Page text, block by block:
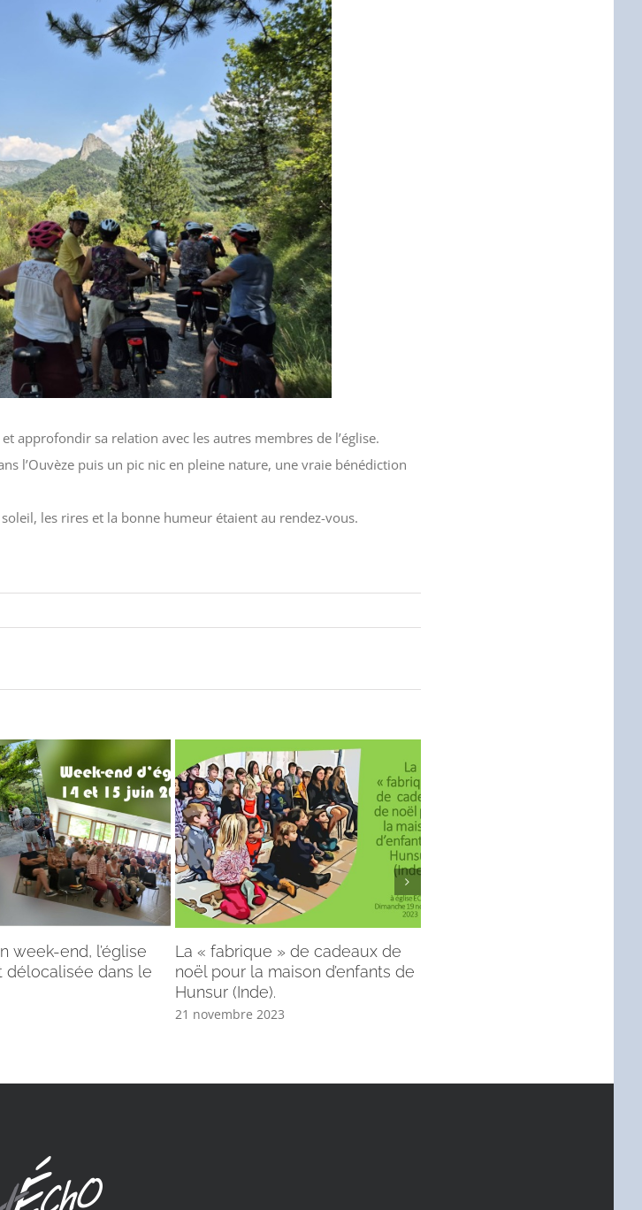
approfondir sa relation avec les autres membres de l’église.
l’Ouvèze puis un pic nic en pleine nature, une vraie bénédiction
les rires et la bonne humeur étaient au rendez-vous.
week-end, l’église
délocalisée dans le
La « fabrique » de cadeaux de
noël pour la maison d’enfants de
Hunsur (Inde).
21 novembre 2023